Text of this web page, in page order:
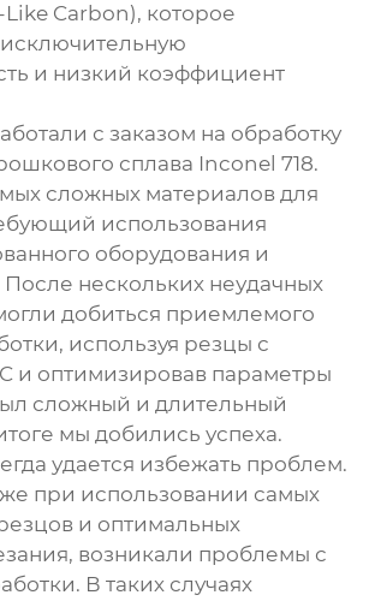
Carbon), которое
и низкий коэффициент
с заказом на обработку
сплава Inconel 718.
сложных материалов для
использования
оборудования и
После нескольких неудачных
добиться приемлемого
используя резцы с
и оптимизировав параметры
сложный и длительный
мы добились успеха.
удается избежать проблем.
при использовании самых
и оптимальных
возникали проблемы с
В таких случаях